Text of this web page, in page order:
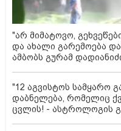
"არ მიმატოვო,
და ახალი გარემოება
ამბობს გურამ
"12 აგვისტოს სამყარო
დაბნელება, რომელიც
ცვლის! - ასტროლოგის